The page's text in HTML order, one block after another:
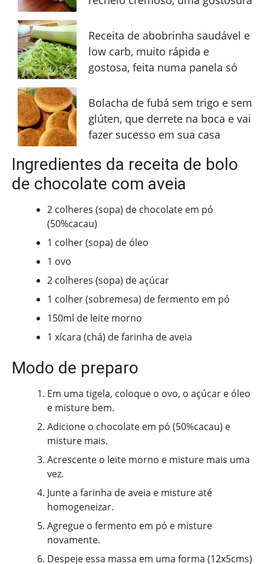
Receita de abobrinha saudável e
low carb, muito rápida e
gostosa, feita numa panela só
Bolacha de fubá sem trigo e sem
glúten, que derrete na boca e vai
fazer sucesso em sua casa
Ingredientes da receita de bolo
de chocolate com aveia
2 colheres (sopa) de chocolate em pó
(50%cacau)
1 colher (sopa) de óleo
1 ovo
2 colheres (sopa) de açúcar
1 colher (sobremesa) de fermento em pó
150ml de leite morno
1 xícara (chá) de farinha de aveia
Modo de preparo
Em uma tigela, coloque o ovo, o açúcar e óleo
e misture bem.
Adicione o chocolate em pó (50%cacau) e
misture mais.
Acrescente o leite morno e misture mais uma
vez.
Junte a farinha de aveia e misture até
homogeneizar.
Agregue o fermento em pó e misture
novamente.
Despeje essa massa em uma forma (12x5cms)